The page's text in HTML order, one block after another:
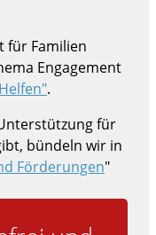
für Familien
Engagement
.
für
bündeln wir in
Förderungen"